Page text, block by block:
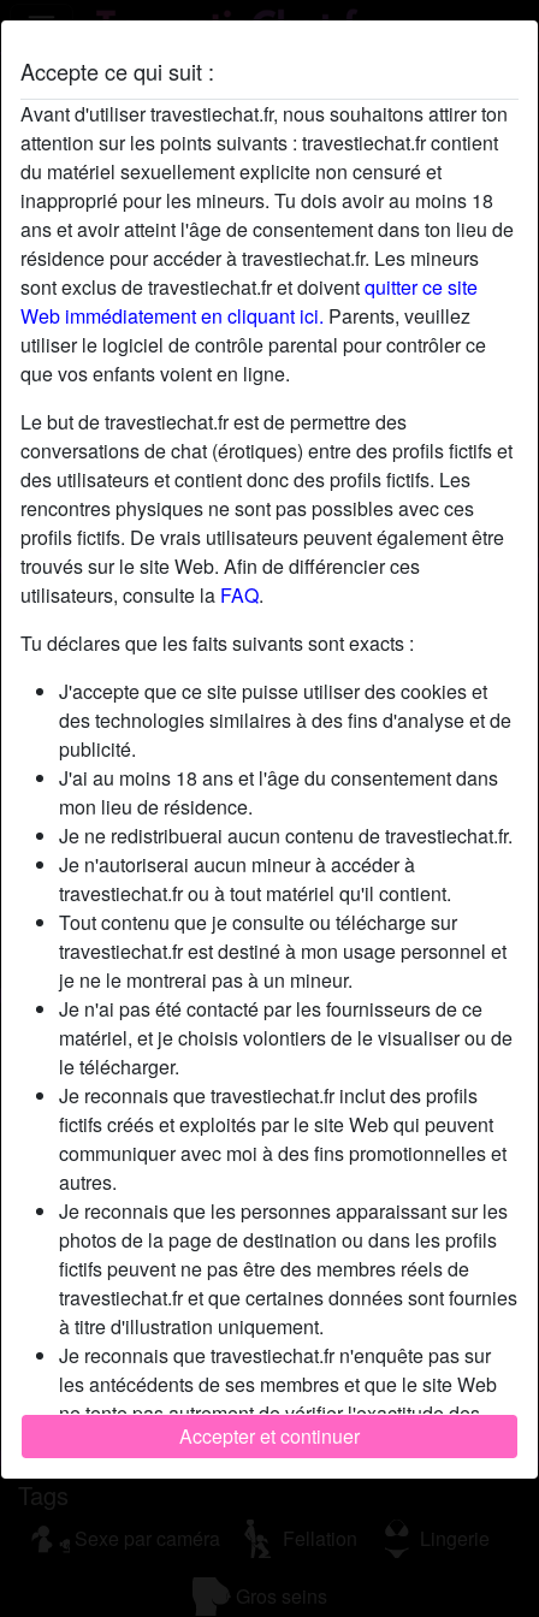
Accepte ce qui suit :
Avant d'utiliser travestiechat.fr, nous souhaitons attirer ton
attention sur les points suivants : travestiechat.fr contient
du matériel sexuellement explicite non censuré et
inapproprié pour les mineurs. Tu dois avoir au moins 18
ans et avoir atteint l'âge de consentement dans ton lieu de
résidence pour accéder à travestiechat.fr. Les mineurs
sont exclus de travestiechat.fr et doiventquitter ce site
Web immédiatement en cliquant ici. Parents, veuillez
utiliser le logiciel de contrôle parental pour contrôler ce
que vos enfants voient en ligne.
Le but de travestiechat.fr est de permettre des
conversations de chat (érotiques) entre des profils fictifs et
des utilisateurs et contient donc des profils fictifs. Les
rencontres physiques ne sont pas possibles avec ces
profils fictifs. De vrais utilisateurs peuvent également être
trouvés sur le site Web. Afin de différencier ces
utilisateurs, consulte la FAQ.
Tu déclares que les faits suivants sont exacts :
J'accepte que ce site puisse utiliser des cookies et
des technologies similaires à des fins d'analyse et de
publicité.
J'ai au moins 18 ans et l'âge du consentement dans
mon lieu de résidence.
Je ne redistribuerai aucun contenu de travestiechat.fr.
Je n'autoriserai aucun mineur à accéder à
travestiechat.fr ou à tout matériel qu'il contient.
Tout contenu que je consulte ou télécharge sur
travestiechat.fr est destiné à mon usage personnel et
je ne le montrerai pas à un mineur.
Je n'ai pas été contacté par les fournisseurs de ce
matériel, et je choisis volontiers de le visualiser ou de
le télécharger.
Je reconnais que travestiechat.fr inclut des profils
fictifs créés et exploités par le site Web qui peuvent
communiquer avec moi à des fins promotionnelles et
autres.
Je reconnais que les personnes apparaissant sur les
photos de la page de destination ou dans les profils
fictifs peuvent ne pas être des membres réels de
travestiechat.fr et que certaines données sont fournies
à titre d'illustration uniquement.
Je reconnais que travestiechat.fr n'enquête pas sur
les antécédents de ses membres et que le site Web
ne tente pas autrement de vérifier l'exactitude des
déclarations faites par ses membres.
Accepter et continuer
Profil de NoémieBouhier
radio_button_checked
starAjouter chatDiscuter !
Nickname:
Âge:
31
Département:
Rhône
Sexe:
Transexuelle
Sexualité:
Relation:
Couleur des cheveux:
Foncé
Taille:
170 cm
Poids:
63 Kg
Épilé(e):
Oui
Fumeur(euse):
À l'occasion
Description
Bonjour, je cherche un homme charmant et très
respectueux envers les transexuelles. J’avoue que si tu es
mon genre de mecs, je te garderais bien avec moi pour
vivre ensemble un bel amour torride. Je suis une véritable
tigresse au lit, cela provient de mes origines africaines. Je
suis un mélange de Belgique et d’Afrique, mais je vis en
France. Personne ne sait dans mon milieu professionnel
que je suis une transgenre, donc merci pour ton silence, ce
serait très apprécié. Regarde-moi bien, je suis hyper
canon, de très gros seins à lécher…
Cherche
N'a spécifié aucune préférence
Tags
Sexe par caméra Fellation Lingerie
Gros seins